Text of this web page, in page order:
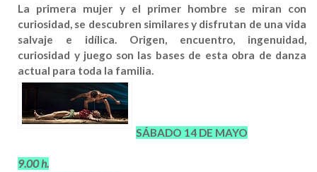
La primera mujer y el primer hombre se miran con
curiosidad, se descubren similares y disfrutan de una vida
salvaje e idílica. Origen, encuentro, ingenuidad,
curiosidad y juego son las bases de esta obra de danza
actual para toda la familia.
SÁBADO 14 DE MAYO
9.00 h.